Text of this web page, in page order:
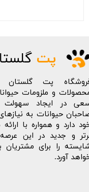
پت
پت گلستان
و ملزومات
در ایجاد سهولت
حیوانات به
دارد و همواره با
و جدید در این
را برای مشتریان
آورد.